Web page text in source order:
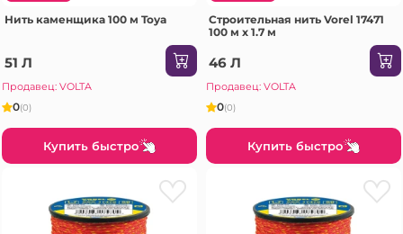
Нить каменщика 100 м Toya
51 Л
Продавец: VOLTA
0(0)
Купить быстро
Строительная нить Vorel 17471
100 м x 1.7 м
46 Л
Продавец: VOLTA
0(0)
Купить быстро